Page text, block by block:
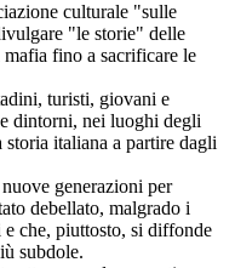
culturale "sulle
"le storie" delle
fino a sacrificare le
turisti, giovani e
dintorni, nei luoghi degli
italiana a partire dagli
generazioni per
debellato, malgrado i
che, piuttosto, si diffonde
subdole.